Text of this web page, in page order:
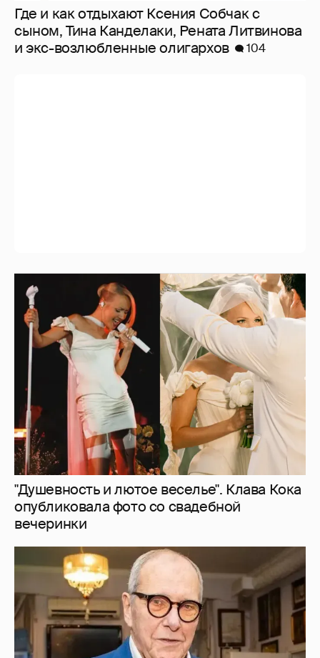
Где и как отдыхают Ксения Собчак с
сыном, Тина Канделаки, Рената Литвинова
и экс-возлюбленные олигархов
104
"Душевность и лютое веселье". Клава Кока
опубликовала фото со свадебной
вечеринки
Эммануил Виторган показал фото
младшей дочери в честь её дня рождения
2